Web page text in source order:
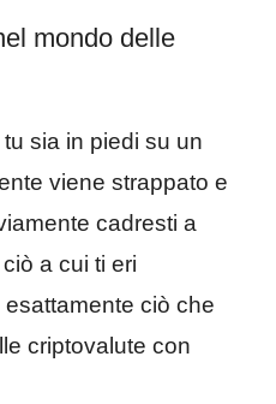
mondo delle
sia in piedi su un
viene strappato e
cadresti a
a cui ti eri
ciò che
criptovalute con